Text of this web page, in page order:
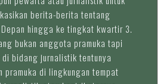
berita-berita tentang
Depan hingga ke tingkat kwartir 3.
bukan anggota pramuka tapi
bidang jurnalistik tentunya
pramuka di lingkungan tempat